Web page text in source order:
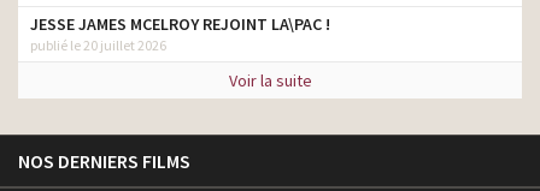
JESSE JAMES MCELROY REJOINT LA\PAC !
publié le 20 juillet 2026
Voir la suite
NOS DERNIERS FILMS